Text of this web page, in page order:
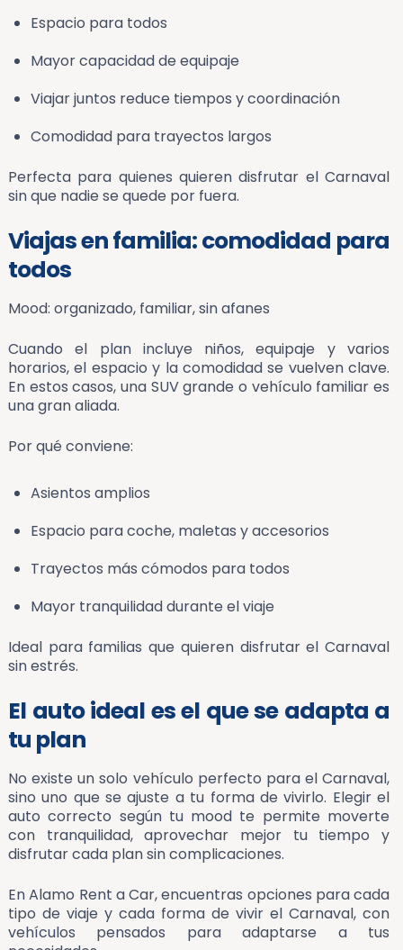
Espacio para todos
Mayor capacidad de equipaje
Viajar juntos reduce tiempos y coordinación
Comodidad para trayectos largos
Perfecta para quienes quieren disfrutar el Carnaval
sin que nadie se quede por fuera.
Viajas en familia: comodidad para
todos
Mood: organizado, familiar, sin afanes
Cuando el plan incluye niños, equipaje y varios
horarios, el espacio y la comodidad se vuelven clave.
En estos casos, una SUV grande o vehículo familiar es
una gran aliada.
Por qué conviene:
Asientos amplios
Espacio para coche, maletas y accesorios
Trayectos más cómodos para todos
Mayor tranquilidad durante el viaje
Ideal para familias que quieren disfrutar el Carnaval
sin estrés.
El auto ideal es el que se adapta a
tu plan
No existe un solo vehículo perfecto para el Carnaval,
sino uno que se ajuste a tu forma de vivirlo. Elegir el
auto correcto según tu mood te permite moverte
con tranquilidad, aprovechar mejor tu tiempo y
disfrutar cada plan sin complicaciones.
En Alamo Rent a Car, encuentras opciones para cada
tipo de viaje y cada forma de vivir el Carnaval, con
vehículos pensados para adaptarse a tus